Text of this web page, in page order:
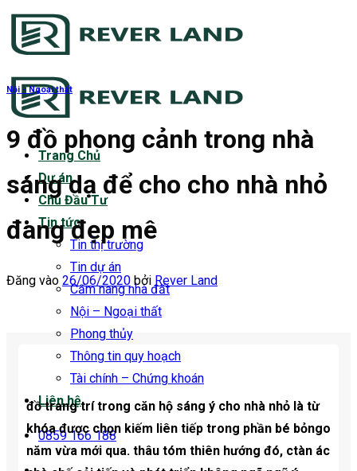
Bỏ
qua
dung
Trang Chủ
Dự án
Chủ Đầu Tư
Tin tức
Tin thị trường
Tin dự án
Cẩm nang nhà đất
Nội – Ngoại thất
Phong thủy
Thông tin quy hoạch
Tài chính – Chứng khoán
Liên hệ
0859 166 188
Nội - Ngoại thất
9 đồ phong cảnh trong nhà
sáng dạ để cho cho nhà nhỏ
đang đẹp mê
Đăng vào 26/06/2020 bởi Rever Land
đồ trang trí trong căn hộ sáng ý cho nhà nhỏ là từ
khóa được chọn kiếm liên tiếp trong phần bé bỏngo
năm vừa mới qua. thâu tóm thiên hướng đó, ctàn ác